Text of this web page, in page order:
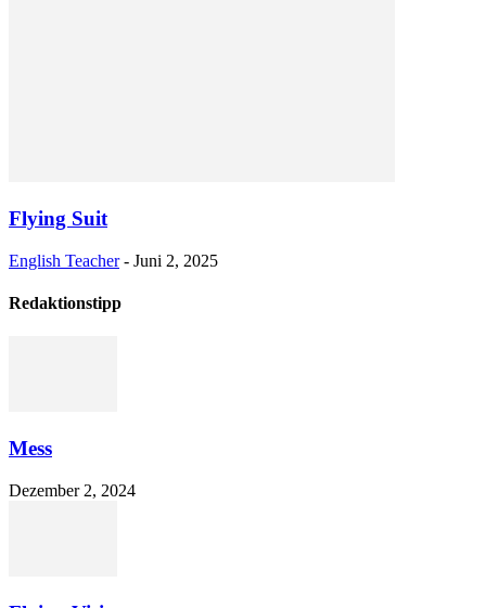
Flying Suit
English Teacher - Juni 2, 2025
Redaktionstipp
Mess
Dezember 2, 2024